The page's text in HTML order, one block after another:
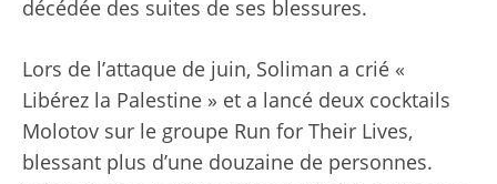
décédée des suites de ses blessures.
Lors de l’attaque de juin, Soliman a crié «
Libérez la Palestine » et a lancé deux cocktails
Molotov sur le groupe Run for Their Lives,
blessant plus d’une douzaine de personnes.